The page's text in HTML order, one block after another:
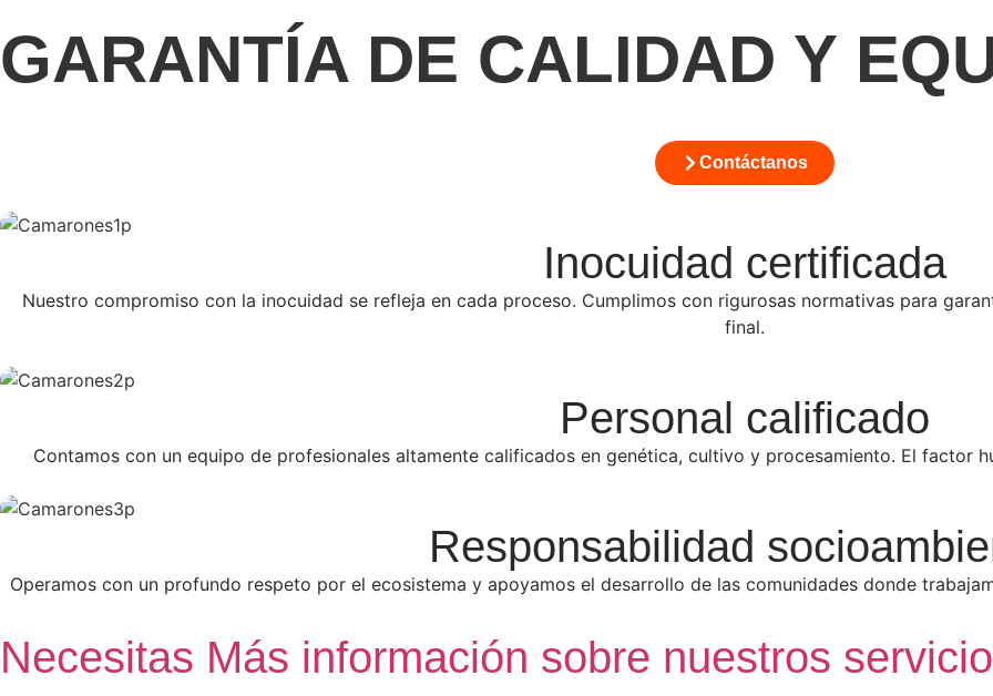
GARANTÍA DE CALIDAD Y
Contáctanos
Inocuidad certificada
Nuestro compromiso con la inocuidad se refleja en cada proceso. Cumplimos con rigurosas normativas para
final.
Personal calificado
Contamos con un equipo de profesionales altamente calificados en genética, cultivo y procesamiento. El factor
Responsabilidad
Operamos con un profundo respeto por el ecosistema y apoyamos el desarrollo de las comunidades donde
Necesitas Más información sobre nuestros